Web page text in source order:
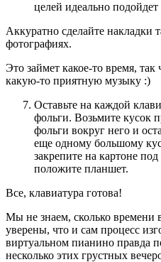
целей идеально
Аккуратно сделайте накладки
фотографиях.
Это займет какое-то время,
какую-то приятную музыку :)
Оставьте на каждой
фольги. Возьмите кусок
фольги вокруг него и
еще одному большому
закрепите на картоне
положите планшет.
Все, клавиатура готова!
Мы не знаем, сколько времени
уверены, что и сам процесс
виртуальном пианино правда
несколько этих грустных